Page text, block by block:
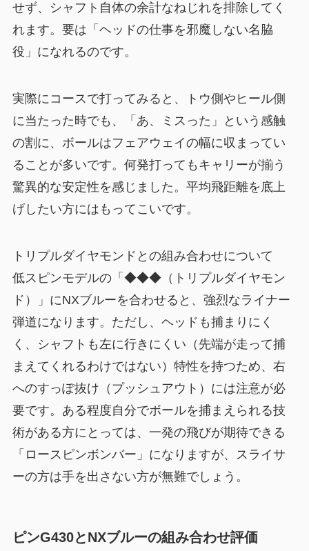
せず、シャフト自体の余計なねじれを排除してく
れます。要は「ヘッドの仕事を邪魔しない名脇
役」になれるのです。
実際にコースで打ってみると、トウ側やヒール側
に当たった時でも、「あ、ミスった」という感触
の割に、ボールはフェアウェイの幅に収まってい
ることが多いです。何発打ってもキャリーが揃う
驚異的な安定性を感じました。平均飛距離を底上
げしたい方にはもってこいです。
トリプルダイヤモンドとの組み合わせについて
低スピンモデルの「◆◆◆（トリプルダイヤモン
ド）」にNXブルーを合わせると、強烈なライナー
弾道になります。ただし、ヘッドも捕まりにく
く、シャフトも左に行きにくい（先端が走って捕
まえてくれるわけではない）特性を持つため、右
へのすっぽ抜け（プッシュアウト）には注意が必
要です。ある程度自分でボールを捕まえられる技
術がある方にとっては、一発の飛びが期待できる
「ロースピンボンバー」になりますが、スライサ
ーの方は手を出さない方が無難でしょう。
ピンG430とNXブルーの組み合わせ評価